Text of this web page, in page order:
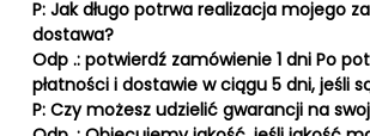
P: Jak długo potrwa realizacja mojego
dostawa?
Odp .: potwierdź zamówienie 1 dni Po
płatności i dostawie w ciągu 5 dni, jeśli
P: Czy możesz udzielić gwarancji na